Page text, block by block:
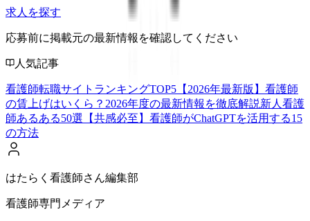
求人を探す
応募前に掲載元の最新情報を確認してください
人気記事
看護師転職サイトランキングTOP5【2026年最新版】 看護師
の賃上げはいくら？2026年度の最新情報を徹底解説新人看護
師あるある50選【共感必至】 看護師がChatGPTを活用する15
の方法
はたらく看護師さん編集部
看護師専門メディア